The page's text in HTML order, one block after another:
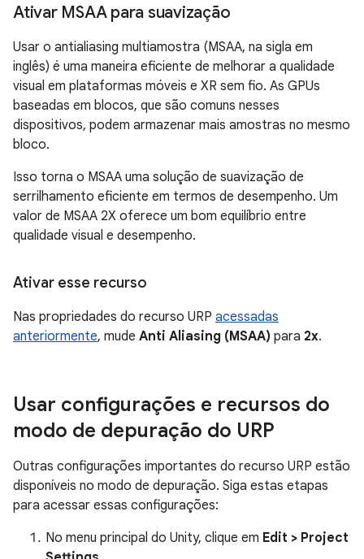
Ativar MSAA para suavização
Usar o antialiasing multiamostra (MSAA, na sigla em
inglês) é uma maneira eficiente de melhorar a qualidade
visual em plataformas móveis e XR sem fio. As GPUs
baseadas em blocos, que são comuns nesses
dispositivos, podem armazenar mais amostras no mesmo
bloco.
Isso torna o MSAA uma solução de suavização de
serrilhamento eficiente em termos de desempenho. Um
valor de MSAA 2X oferece um bom equilíbrio entre
qualidade visual e desempenho.
Ativar esse recurso
Nas propriedades do recurso URP acessadas
anteriormente, mude Anti Aliasing (MSAA) para 2x.
Usar configurações e recursos do
modo de depuração do URP
Outras configurações importantes do recurso URP estão
disponíveis no modo de depuração. Siga estas etapas
para acessar essas configurações:
No menu principal do Unity, clique em Edit > Project